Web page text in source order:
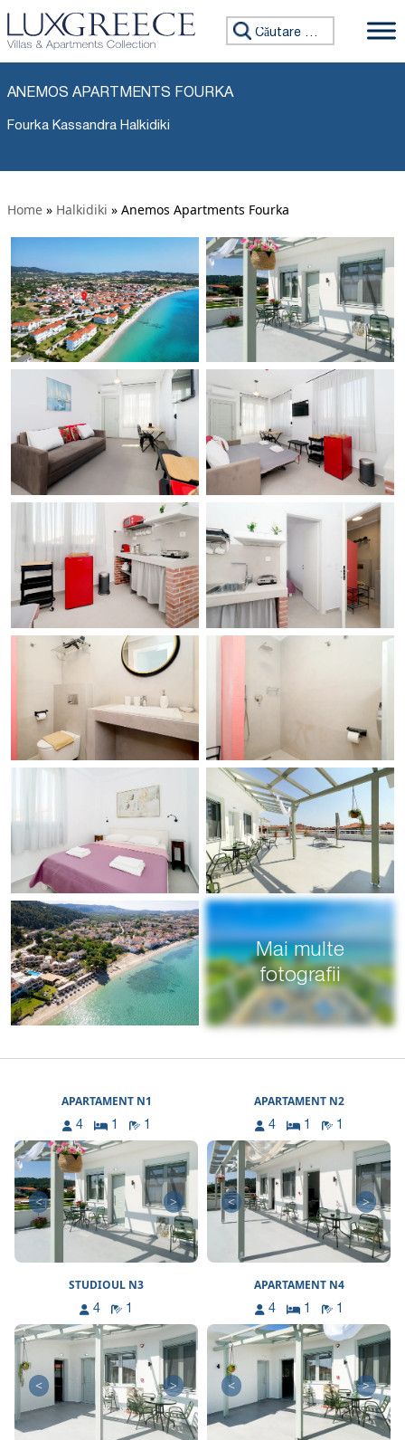
Caută:
ANEMOS APARTMENTS FOURKA
Fourka Kassandra Halkidiki
Home » Halkidiki » Anemos Apartments Fourka
Mai multe
fotografii
APARTAMENT N1
4 1 1
< >
APARTAMENT N2
4 1 1
< >
STUDIOUL N3
4 1
< >
APARTAMENT N4
4 1 1
< >